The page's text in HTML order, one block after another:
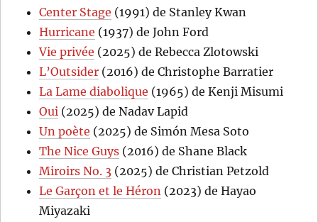
Center Stage (1991) de Stanley Kwan
Hurricane (1937) de John Ford
Vie privée (2025) de Rebecca Zlotowski
L’Outsider (2016) de Christophe Barratier
La Lame diabolique (1965) de Kenji Misumi
Oui (2025) de Nadav Lapid
Un poète (2025) de Simón Mesa Soto
The Nice Guys (2016) de Shane Black
Miroirs No. 3 (2025) de Christian Petzold
Le Garçon et le Héron (2023) de Hayao
Miyazaki